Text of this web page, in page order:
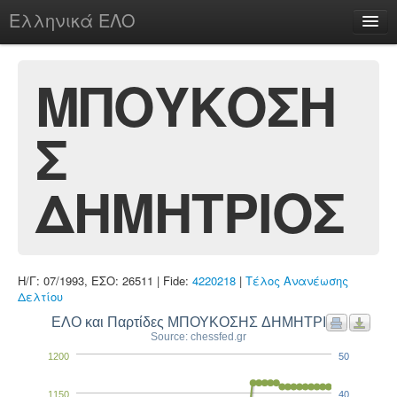
Ελληνικά ΕΛΟ
chesstu.be @ discord
Login
ΜΠΟΥΚΟΣΗ
Σ
ΔΗΜΗΤΡΙΟΣ
Η/Γ: 07/1993, ΕΣΟ: 26511 | Fide: 4220218 | Τέλος Ανανέωσης
Δελτίου
ΕΛΟ και Παρτίδες ΜΠΟΥΚΟΣΗΣ ΔΗΜΗΤΡΙΟΣ
Source: chessfed.gr
1150
1200
40
50